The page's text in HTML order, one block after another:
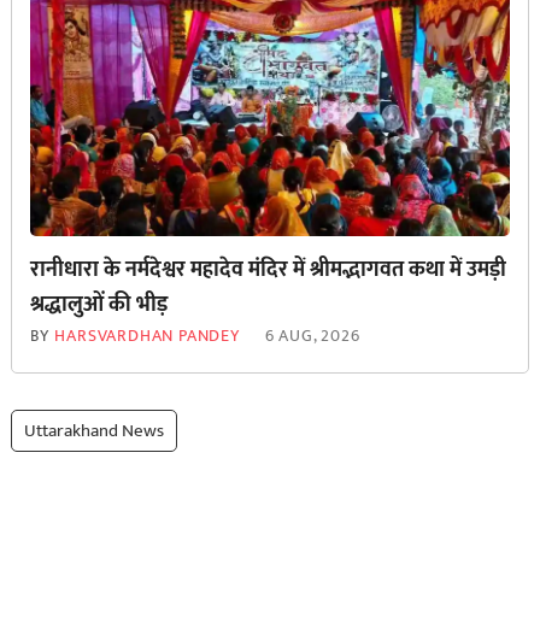
रानीधारा के नर्मदेश्वर महादेव मंदिर में श्रीमद्भागवत कथा में उमड़ी
श्रद्धालुओं की भीड़
BY HARSVARDHAN PANDEY 6 AUG, 2026
Uttarakhand News